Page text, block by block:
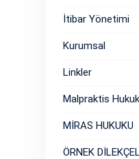
İtibar Yönetimi
Kurumsal
Linkler
Malpraktis
MİRAS HUKUKU
ÖRNEK